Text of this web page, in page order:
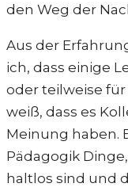
den Weg der
Aus der
ich, dass einige
oder teilweise
weiß, dass es
Meinung haben.
Pädagogik
haltlos sind und